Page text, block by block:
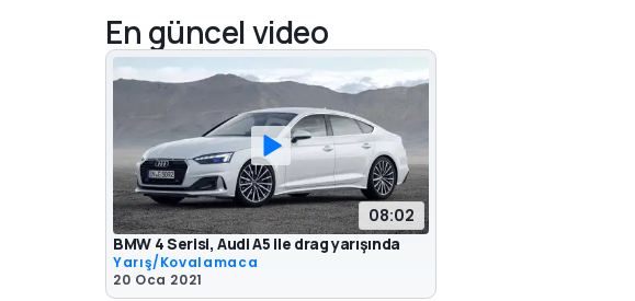
En güncel video
08:02
BMW 4 Serisi, Audi A5 ile drag yarışında
Yarış/Kovalamaca
20 Oca 2021